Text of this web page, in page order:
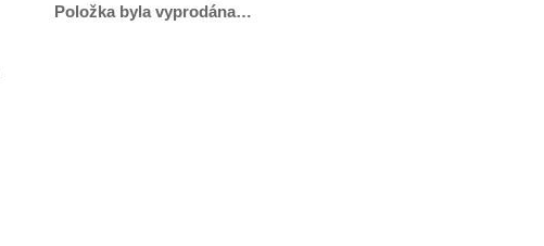
Položka byla vyprodána…